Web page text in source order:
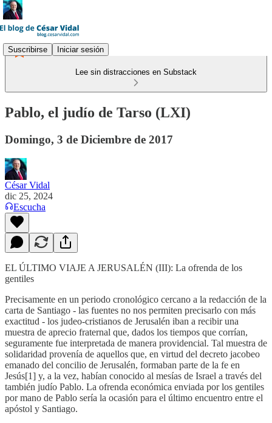
Suscribirse Iniciar sesión
Lee sin distracciones en Substack
Pablo, el judío de Tarso (LXI)
Domingo, 3 de Diciembre de 2017
César Vidal
dic 25, 2024
Escucha
EL ÚLTIMO VIAJE A JERUSALÉN (III): La ofrenda de los
gentiles
Precisamente en un periodo cronológico cercano a la redacción de la
carta de Santiago - las fuentes no nos permiten precisarlo con más
exactitud - los judeo-cristianos de Jerusalén iban a recibir una
muestra de aprecio fraternal que, dados los tiempos que corrían,
seguramente fue interpretada de manera providencial. Tal muestra de
solidaridad provenía de aquellos que, en virtud del decreto jacobeo
emanado del concilio de Jerusalén, formaban parte de la fe en
Jesús[1] y, a la vez, habían conocido al mesías de Israel a través del
también judío Pablo. La ofrenda económica enviada por los gentiles
por mano de Pablo sería la ocasión para el último encuentro entre el
apóstol y Santiago.